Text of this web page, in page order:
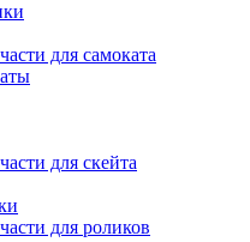
для самоката
для скейта
для роликов